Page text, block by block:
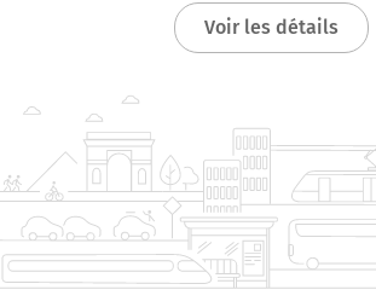
Voir les détails